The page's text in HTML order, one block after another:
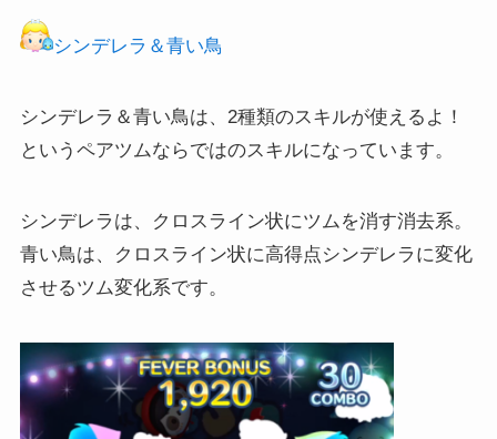
シンデレラ＆青い鳥
シンデレラ＆青い鳥は、2種類のスキルが使えるよ！
というペアツムならではのスキルになっています。
シンデレラは、クロスライン状にツムを消す消去系。
青い鳥は、クロスライン状に高得点シンデレラに変化
させるツム変化系です。